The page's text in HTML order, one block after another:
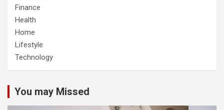
Finance
Health
Home
Lifestyle
Technology
You may Missed